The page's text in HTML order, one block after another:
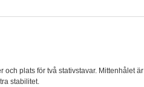
och plats för två stativstavar. Mittenhålet är
stabilitet.